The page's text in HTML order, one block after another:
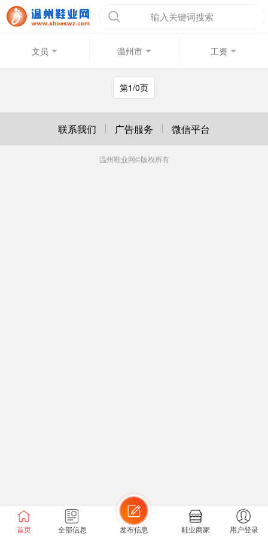
输入关键词搜索
文员 温州市 工资
第1/0页
首页 全部信息 发布信息 鞋业商家 用户登录
联系我们 广告服务 微信平台
温州鞋业网©版权所有